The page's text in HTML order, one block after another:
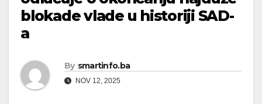
blokade vlade u historiji SAD-
a
By smartinfo.ba
NOV 12, 2025